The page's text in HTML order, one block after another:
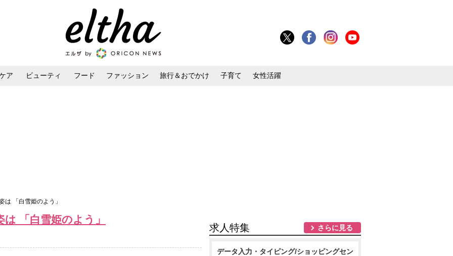
ア ビューティ フード ファッション 旅行＆おでかけ 子育て 女性活躍
は 「白雪姫のよう」
「白雪姫のよう」
求人特集 さらに見る
データ入力・タイピング/ショッピングセン